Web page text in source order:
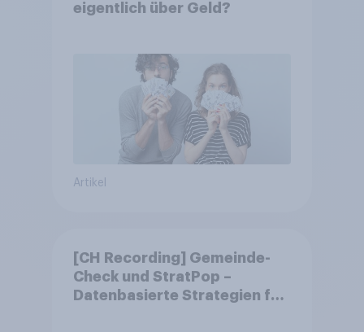
eigentlich über Geld?
Artikel
[CH Recording] Gemeinde-
Check und StratPop –
Datenbasierte Strategien für